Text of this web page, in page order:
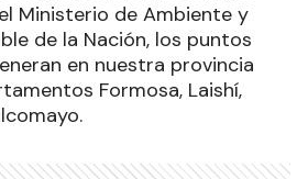
Ministerio de Ambiente y
de la Nación, los puntos
en nuestra provincia
Formosa, Laishí,